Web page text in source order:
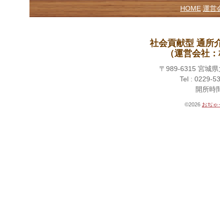
HOME 運営
社会貢献型 通所
（運営会社
〒989-6315 宮城
Tel : 0229-
開所時
©2026 おぢゃ